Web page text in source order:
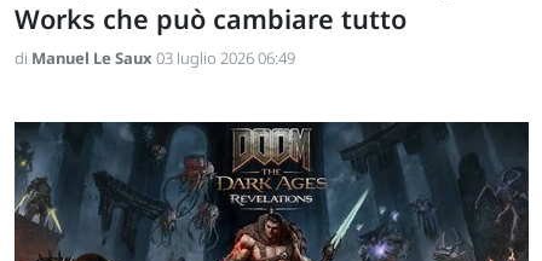
Works che può cambiare tutto
di Manuel Le Saux 03 luglio 2026 06:49